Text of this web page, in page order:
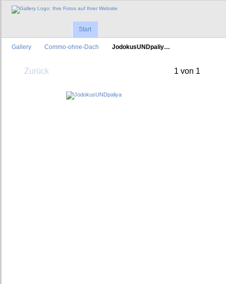
Start
Gallery Commo-ohne-Dach JodokusUNDpaliy…
Zurück 1 von 1